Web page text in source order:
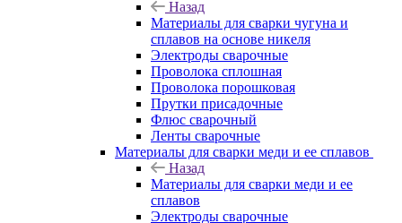
Назад
Материалы для сварки чугуна и
сплавов на основе никеля
Электроды сварочные
Проволока сплошная
Проволока порошковая
Прутки присадочные
Флюс сварочный
Ленты сварочные
Материалы для сварки меди и ее сплавов
Назад
Материалы для сварки меди и ее
сплавов
Электроды сварочные